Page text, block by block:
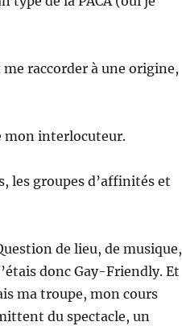
raccorder à une origine,
mon interlocuteur.
les groupes d’affinités et
de lieu, de musique,
donc Gay-Friendly. Et
ma troupe, mon cours
du spectacle, un